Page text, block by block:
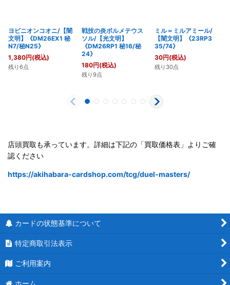
ヨビニオンコオニ/【闇
文明】《DM26EX1 秘
N7/秘N25》
1,380円(税込)
残り6点
戦技の炎ボルメテウス
ソル/【光文明】
《DM26RP1 秘16/秘
24》
180円(税込)
残り9点
ミル＝ミルアミール/
【闇文明】《23RP3
35/74》
30円(税込)
残り30点
店頭買取も承っています。詳細は下記の「買取価格表」よりご確
認ください
https://akihabara-cardshop.com/tcg/duel-masters/
カードの状態基準について
特定商取引法表示
ご利用案内